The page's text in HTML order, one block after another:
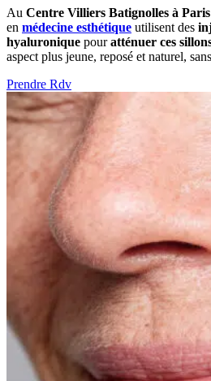
Au Centre Villiers Batignolles à
en médecine esthétique utilisent des
hyaluronique pouratténuer ces
aspect plus jeune, reposé et naturel,
Prendre Rdv